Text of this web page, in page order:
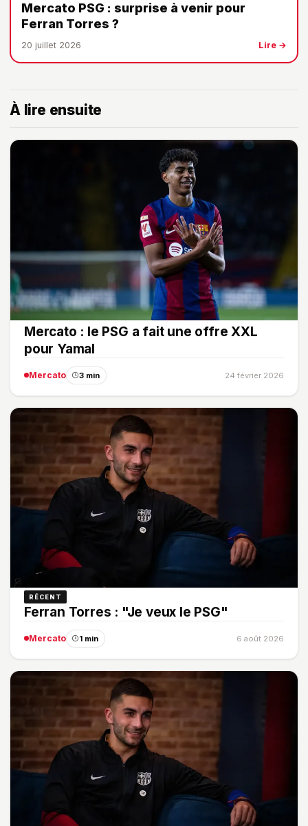
Mercato PSG : surprise à venir pour
Ferran Torres ?
20 juillet 2026 Lire →
À lire ensuite
Mercato : le PSG a fait une offre XXL
pour Yamal
Mercato 3 min 24 février 2026
RÉCENT
Ferran Torres : "Je veux le PSG"
Mercato 1 min 6 août 2026